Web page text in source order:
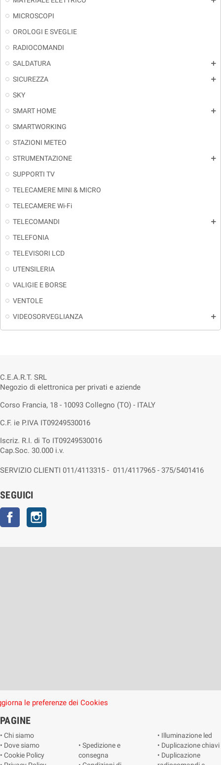
MICROSCOPI
OROLOGI E SVEGLIE
RADIOCOMANDI
SALDATURA
add
SICUREZZA add
SKY
SMART HOME
add
SMARTWORKING
STAZIONI METEO
STRUMENTAZIONE
add
SUPPORTI TV
TELECAMERE MINI & MICRO
TELECAMERE Wi-Fi
TELECOMANDI
add
TELEFONIA
TELEVISORI LCD
UTENSILERIA
VALIGIE E BORSE
VENTOLE
VIDEOSORVEGLIANZA
add
C.E.A.R.T. SRL
Negozio di elettronica per privati e aziende
Corso Francia, 18 - 10093 Collegno (TO) - ITALY
C.F. ie P.IVA IT09249530016
Iscriz. R.I. di To IT09249530016
Cap.Soc. 30.000 i.v.
SERVIZIO CLIENTI 011/4113315 - 011/4117965 - 375/5401416
SEGUICI
Facebook
le preferenze dei Cookies
PAGINE
• Chi siamo
• Dove siamo
• Cookie Policy
• Spedizione e
consegna
• Illuminazione led
• Duplicazione chiavi
• Duplicazione